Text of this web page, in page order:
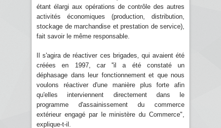
étant élargi aux opérations de contrôle des autres
activités économiques (production, distribution,
stockage de marchandise et prestation de service),
fait savoir le même responsable.
Il s'agira de réactiver ces brigades, qui avaient été
créées en 1997, car ''il a été constaté un
déphasage dans leur fonctionnement et que nous
voulons réactiver d'une manière plus forte afin
qu'elles interviennent directement dans le
programme d'assainissement du commerce
extérieur engagé par le ministère du Commerce",
explique-t-il.